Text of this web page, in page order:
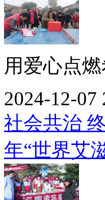
用爱心点
2024-12-07
社会共治
年“世界艾